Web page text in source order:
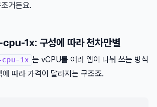
거든요.
1x: 구성에 따라 천차만별
1x 는 vCPU를 여러 앱이 나눠 쓰는 방식
따라 가격이 달라지는 구조죠.